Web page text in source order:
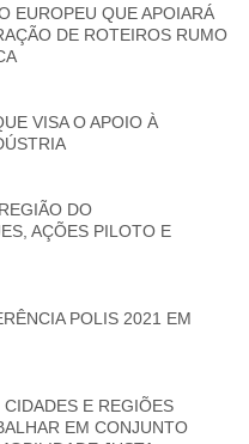
EUROPEU QUE APOIARÁ
DE ROTEIROS RUMO
VISA O APOIO À
DO
AÇÕES PILOTO E
POLIS 2021 EM
E REGIÕES
EM CONJUNTO